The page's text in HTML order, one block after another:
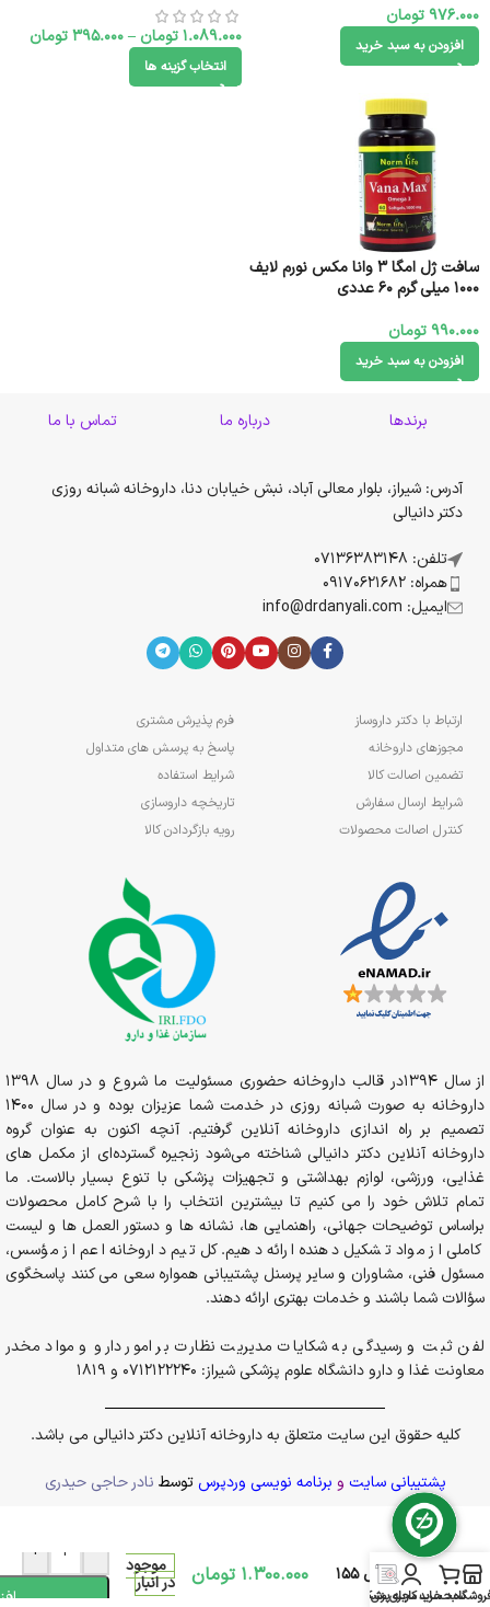
976.000 تومان
افزودن به سبد خرید 1.089.000تومان –
395.000تومان
انتخاب گزینه ها
سافت ژل امگا 3 وانا مکس نورم لایف
1000 میلی گرم 60 عددی
990.000 تومان
افزودن به سبد خرید
برندها درباره ما تماس با ما
آدرس: شیراز، بلوار معالی آباد، نبش خیابان دنا، داروخانه شبانه روزی
دکتر دانیالی
تلفن: 07136383148
همراه: 09170621682
ایمیل: info@drdanyali.com
ارتباط با دکتر داروساز
مجوزهای داروخانه
تضمین اصالت کالا
شرایط ارسال سفارش
کنترل اصالت محصولات
فرم پذیرش مشتری
پاسخ به پرسش های متداول
شرایط استفاده
تاریخچه داروسازی
رویه بازگردادن کالا
از سال 1394در قالب داروخانه حضوری مسئولیت ما شروع و در سال 1398
داروخانه به صورت شبانه روزی در خدمت شما عزیزان بوده و در سال 1400
تصمیم بر راه اندازی داروخانه آنلاین گرفتیم. آنچه اکنون به عنوان گروه
داروخانه آنلاین دکتر دانیالی شناخته می‌شود زنجیره گسترده‌ای از مکمل های
غذایی، ورزشی، لوازم بهداشتی و تجهیزات پزشکی با تنوع بسیار بالاست. ما
تمام تلاش خود را می کنیم تا بیشترین انتخاب را با شرح کامل محصولات
براساس توضیحات جهانی، راهنمایی ها، نشانه ها و دستور العمل ها و لیست
کاملی از مواد تشکیل دهنده ارائه دهیم. کل تیم داروخانه اعم از مؤسس،
مسئول فنی، مشاوران و سایر پرسنل پشتیبانی همواره سعی می کنند پاسخگوی
سؤالات شما باشند و خدمات بهتری ارائه دهند.
لفن ثبت و رسیدگی به شکایات مدیریت نظارت بر امور دارو و مواد مخدر
معاونت غذا و دارو دانشگاه علوم پزشکی شیراز: 0712122240 و 1819
کلیه حقوق این سایت متعلق به داروخانه آنلاین دکتر دانیالی می باشد.
پشتیبانی سایت و برنامه نویسی وردپرس توسط نادر حاجی حیدری
سبد خرید
حساب کاربری من
مجله پزشکی
سانستول 155
میلی لیتر
1.300.000 تومان موجود
در انبار
+